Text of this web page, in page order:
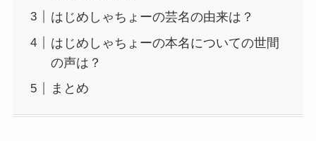
はじめしゃちょーの芸名の由来は？
はじめしゃちょーの本名についての世間
の声は？
まとめ